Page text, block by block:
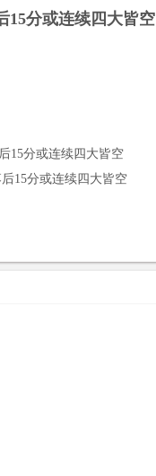
15分或连续四大皆空
15分或连续四大皆空
15分或连续四大皆空